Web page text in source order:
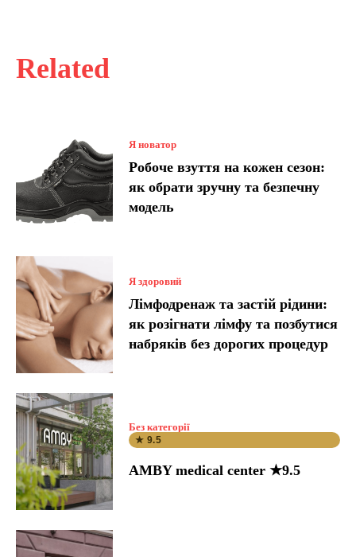
Related
Я новатор
Робоче взуття на кожен сезон:
як обрати зручну та безпечну
модель
Я здоровий
Лімфодренаж та застій рідини:
як розігнати лімфу та позбутися
набряків без дорогих процедур
Без категорії
★ 9.5
AMBY medical center ★9.5